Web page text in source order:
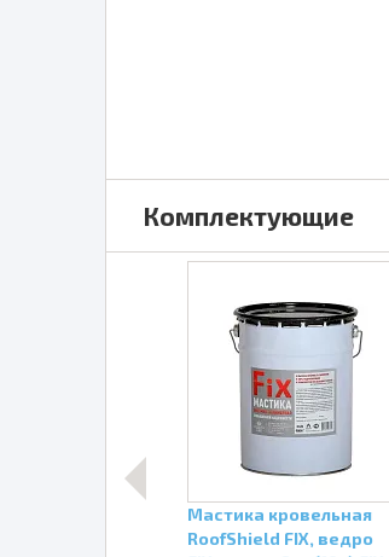
Комплектующие
Мастика кровельная
RoofShield FIX, ведро